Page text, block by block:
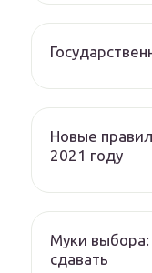
Новые
2021 году
Муки
сдавать